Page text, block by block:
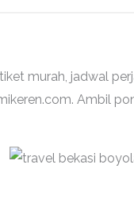
murah, jadwal
Ambil